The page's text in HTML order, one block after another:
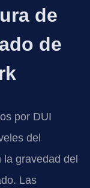
de
de
por DUI
del
gravedad del
Las